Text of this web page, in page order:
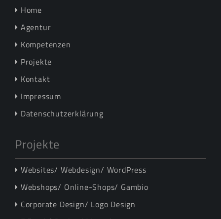
Home
Agentur
Kompetenzen
Projekte
Kontakt
Impressum
Datenschutzerklärung
Projekte
Websites/ Webdesign/ WordPress
Webshops/ Online-Shops/ Gambio
Corporate Design/ Logo Design